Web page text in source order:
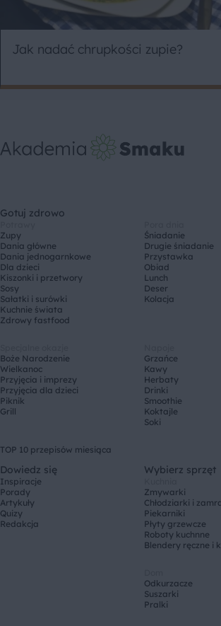
Jak nadać chrupkości zupie?
Gotuj zdrowo
Zupy
Dania główne
Dania jednogarnkowe
Dla dzieci
Kiszonki i przetwory
Sosy
Sałatki i surówki
Kuchnie świata
Zdrowy fastfood
Śniadanie
Drugie śniadanie
Przystawka
Obiad
Lunch
Deser
Kolacja
Boże Narodzenie
Wielkanoc
Przyjęcia i imprezy
Przyjęcia dla dzieci
Piknik
Grill
Grzańce
Kawy
Herbaty
Drinki
Smoothie
Koktajle
Soki
TOP 10 przepisów miesiąca
Dowiedz się
Inspiracje
Porady
Artykuły
Quizy
Redakcja
Wybierz sprzęt
Zmywarki
Chłodziarki i
Piekarniki
Płyty grzewcze
Roboty kuchnne
Blendery ręczne i
Odkurzacze
Suszarki
Pralki